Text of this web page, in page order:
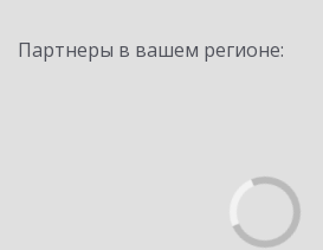
Партнеры в вашем регионе: